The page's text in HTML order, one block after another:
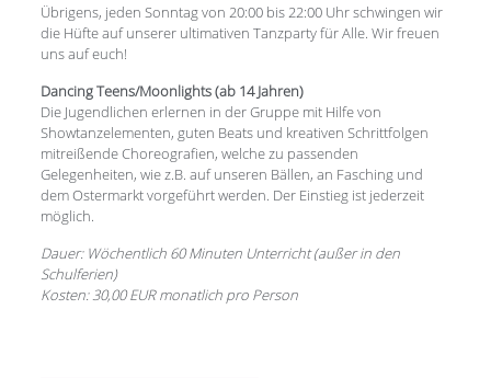
Übrigens, jeden Sonntag von 20:00 bis 22:00 Uhr schwingen wir
die Hüfte auf unserer ultimativen Tanzparty für Alle. Wir freuen
uns auf euch!
Dancing Teens/Moonlights (ab 14 Jahren)
Die Jugendlichen erlernen in der Gruppe mit Hilfe von
Showtanzelementen, guten Beats und kreativen Schrittfolgen
mitreißende Choreografien, welche zu passenden
Gelegenheiten, wie z.B. auf unseren Bällen, an Fasching und
dem Ostermarkt vorgeführt werden. Der Einstieg ist jederzeit
möglich.
Dauer: Wöchentlich 60 Minuten Unterricht (außer in den
Schulferien)
Kosten: 30,00 EUR monatlich pro Person